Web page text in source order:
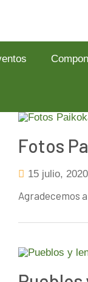
Fotos
15 julio, 2020
Agradecemos